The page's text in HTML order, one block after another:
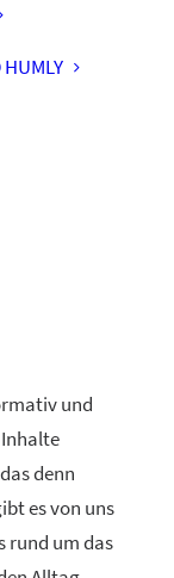
– unseren
Markus
und
denn
es von uns
rund um das